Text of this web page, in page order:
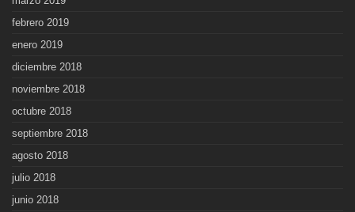
febrero 2019
enero 2019
diciembre 2018
noviembre 2018
octubre 2018
septiembre 2018
agosto 2018
julio 2018
junio 2018